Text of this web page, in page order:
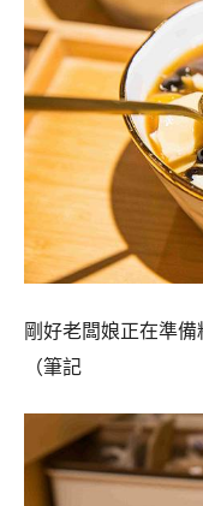
剛好老闆娘正在準
（筆記